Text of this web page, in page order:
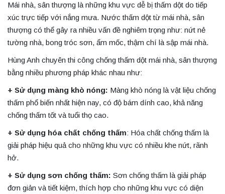
Mái nhà, sân thượng là những khu vực dễ bị thấm dột do tiếp
xúc trực tiếp với nắng mưa. Nước thấm dột từ mái nhà, sân
thượng có thể gây ra nhiều vấn đề nghiêm trọng như: nứt nẻ
tường nhà, bong tróc sơn, ẩm mốc, thậm chí là sập mái nhà.
Hùng Anh chuyên thi công chống thấm dột mái nhà, sân thượng
bằng nhiều phương pháp khác nhau như:
+ Sử dụng màng khò nóng: Màng khò nóng là vật liệu chống
thấm phổ biến nhất hiện nay, có độ bám dính cao, khả năng
chống thấm tốt và tuổi thọ cao.
+ Sử dụng hóa chất chống thấm: Hóa chất chống thấm là
giải pháp hiệu quả cho những khu vực có nhiều khe nứt, rãnh
hở.
+ Sử dụng sơn chống thấm: Sơn chống thấm là giải pháp
đơn giản và tiết kiệm, thích hợp cho những khu vực có diện